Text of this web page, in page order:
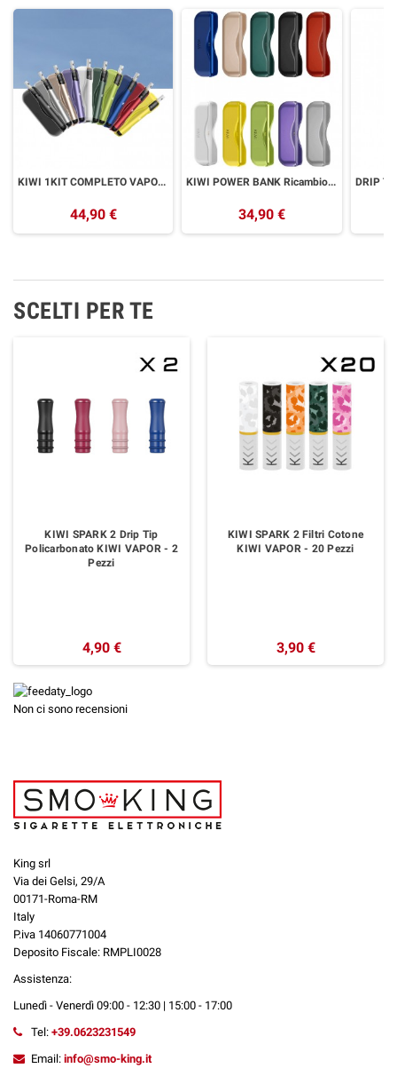
KIWI 1KIT COMPLETO VAPOR POD MOD POWER BANK
44,90 €
KIWI POWER BANK Ricambio KIWI VAPOR
34,90 €
SCELTI PER TE
KIWI SPARK 2 Drip Tip
Policarbonato KIWI VAPOR - 2
Pezzi
4,90 €
KIWI SPARK 2 Filtri Cotone
KIWI VAPOR - 20 Pezzi
3,90 €
Non ci sono recensioni
King srl
Via dei Gelsi, 29/A
00171-Roma-RM
Italy
P.iva 14060771004
Deposito Fiscale: RMPLI0028
Assistenza:
Lunedì - Venerdì 09:00 - 12:30 | 15:00 - 17:00
Tel: +39.0623231549
Email: info@smo-king.it